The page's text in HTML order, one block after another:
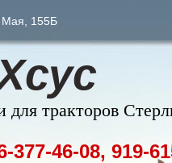
для тракторов
Мая, 155Б
377-46-08, 919-